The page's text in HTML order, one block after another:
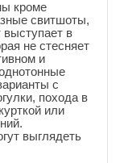
кроме
свитшоты,
в
не стесняет
и
с
похода в
или
выглядеть